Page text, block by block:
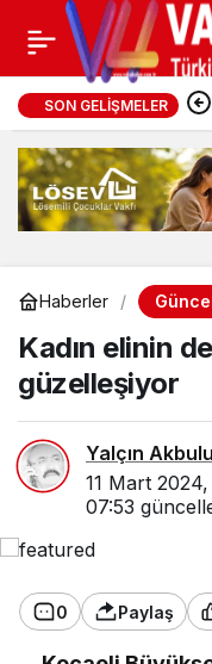
SON GELIŞMELER
Haberler
Kadın elinin
güzelleşiyor
Yalçın
11 Mart
07:53
0 Paylaş